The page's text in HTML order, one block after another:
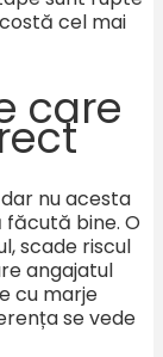
cel mai
care
nu acesta
bine. O
scade riscul
angajatul
cu marje
se vede